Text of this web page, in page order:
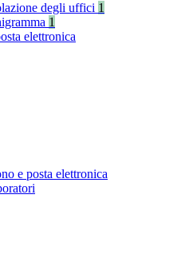
degli uffici 1
1
elettronica
e posta elettronica